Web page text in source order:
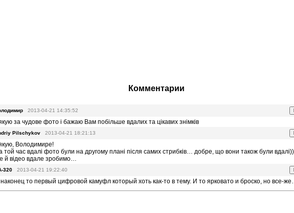
Комментарии
2013-04-21 14:35:52
за чудове фото і бажаю Вам побільше вдалих та цікавих знімків
Pilschykov 2013-04-21 18:21:13
Володимире!
той час вдалі фото були на другому плані після самих стрибків… добре, що вони також були
й відео вдале зробимо…
320 2013-04-21 19:22:40
то первый цифровой камуфл который хоть как-то в тему. И то ярковато и броско, но все-же…